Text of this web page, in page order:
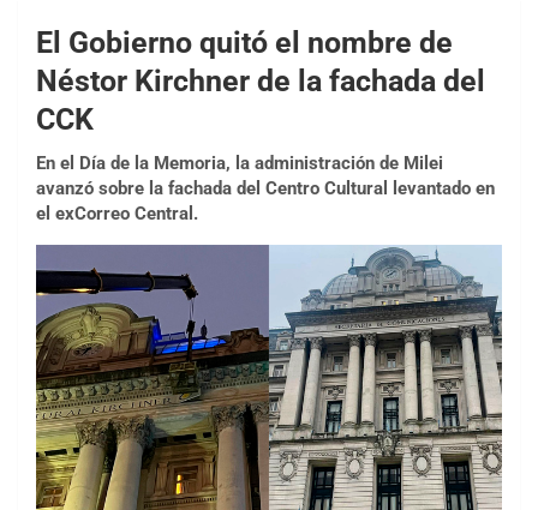
El Gobierno quitó el nombre de
Néstor Kirchner de la fachada del
CCK
En el Día de la Memoria, la administración de Milei
avanzó sobre la fachada del Centro Cultural levantado en
el exCorreo Central.